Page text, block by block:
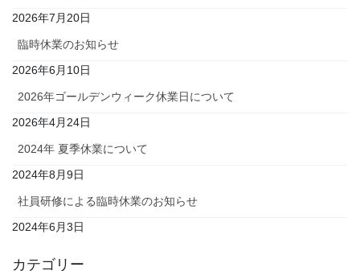
2026年7月20日
臨時休業のお知らせ
2026年6月10日
2026年ゴールデンウィーク休業日について
2026年4月24日
2024年 夏季休業について
2024年8月9日
社員研修による臨時休業のお知らせ
2024年6月3日
カテゴリー